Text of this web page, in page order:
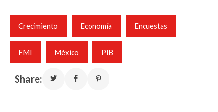
Crecimiento Economía Encuestas
FMI México PIB
Share: